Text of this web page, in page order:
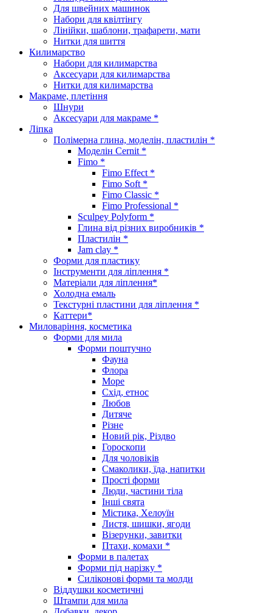
Для швейних машинок
Набори для квілтінгу
Лінійки, шаблони, трафарети, мати
Нитки для шиття
Килимарство
Набори для килимарства
Аксесуари для килимарства
Нитки для килимарства
Макраме, плетіння
Шнури
Аксесуари для макраме *
Ліпка
Полімерна глина, моделін, пластилін *
Моделін Cernit *
Fimo *
Fimo Effect *
Fimo Soft *
Fimo Classic *
Fimo Professional *
Sculpey Polyform *
Глина від різних виробників *
Пластилін *
Jam clay *
Форми для пластику
Інструменти для ліплення *
Матеріали для ліплення*
Холодна емаль
Текстурні пластини для ліплення *
Каттери*
Миловаріння, косметика
Форми для мила
Форми поштучно
Фауна
Флора
Море
Схід, етнос
Любов
Дитяче
Різне
Новий рік, Різдво
Гороскопи
Для чоловіків
Смаколики, їда, напитки
Прості форми
Люди, частини тіла
Інші свята
Містика, Хелоуїн
Листя, шишки, ягоди
Візерунки, завитки
Птахи, комахи *
Форми в палетах
Форми під нарізку *
Силіконові форми та молди
Віддушки косметичні
Штампи для мила